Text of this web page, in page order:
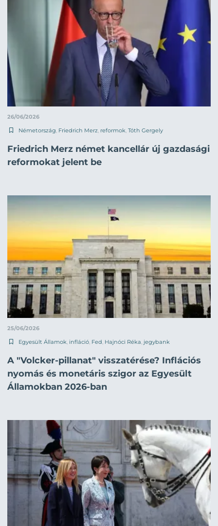
26/06/2026
Németország, Friedrich Merz, reformok, Tóth Gergely
Friedrich Merz német kancellár új gazdasági
reformokat jelent be
25/06/2026
Egyesült Államok, infláció, Fed, Hajnóci Réka, jegybank
A "Volcker-pillanat" visszatérése? Inflációs
nyomás és monetáris szigor az Egyesült
Államokban 2026-ban